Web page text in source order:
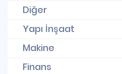
Diğer
Yapı İnşaat
Makine
Finans